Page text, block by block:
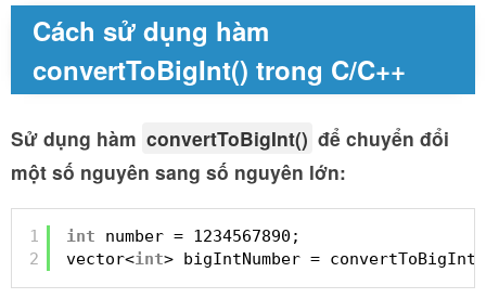
Cách sử dụng hàm
convertToBigInt() trong C/C++
Sử dụng hàm convertToBigInt() để chuyển đổi
một số nguyên sang số nguyên lớn:
1
2
int
number = 1234567890;
vector<int> bigIntNumber =